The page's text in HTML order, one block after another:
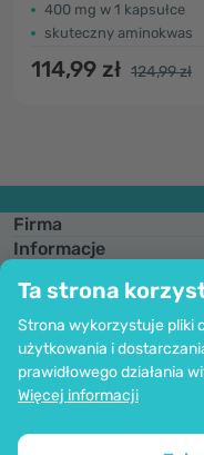
Ta strona
Strona wykorzystuje pliki
użytkowania i
prawidłowego działania
Więcej informacji
400 mg w 1 kapsułce
skuteczny aminokwas
114,99 zł 124,99 zł
Firma
Informacje
Pomoc i zamówienia
Możliwość opłaty kartą.
kodowanie SSl.
Mapa strony